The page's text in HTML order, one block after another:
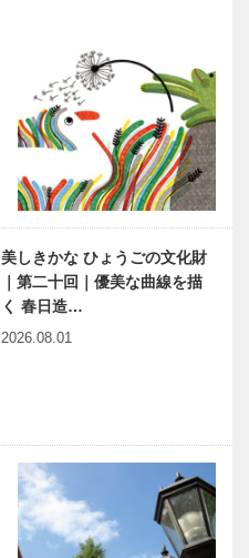
美しきかな ひょうごの文化財
｜第二十回｜優美な曲線を描
く 春日造…
2026.08.01